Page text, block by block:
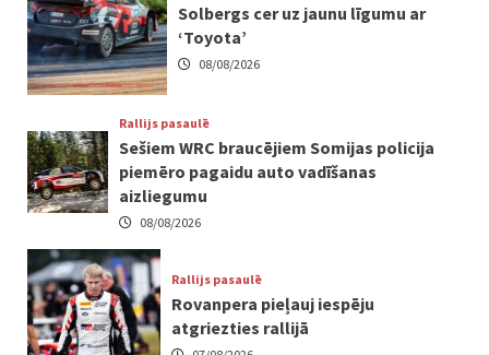
Solbergs cer uz jaunu līgumu ar
‘Toyota’
08/08/2026
Rallijs pasaulē
Sešiem WRC braucējiem Somijas policija
piemēro pagaidu auto vadīšanas
aizliegumu
08/08/2026
Rallijs pasaulē
Rovanpera pieļauj iespēju
atgriezties rallijā